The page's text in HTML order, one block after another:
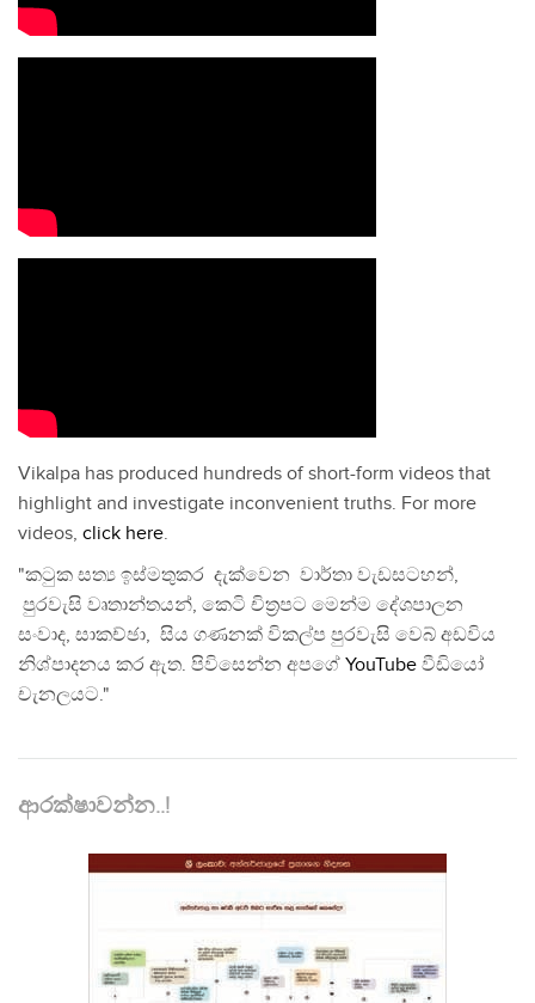
Vikalpa has produced hundreds of short-form videos that
highlight and investigate inconvenient truths. For more
videos, click here.
"කටුක සත්‍ය ඉස්මතුකර දැක්වෙන වාර්තා වැඩසටහන්,
පුරවැසි වෘතාන්තයන්, කෙටි චිත්‍රපට මෙන්ම දේශපාලන
සංවාද, සාකච්ඡා, සිය ගණනක් විකල්ප පුරවැසි වෙබ් අඩවිය
නිශ්පාදනය කර ඇත. පිවිසෙන්න අපගේ YouTube වීඩියෝ
චැනලයට."
ආරක්ෂාවන්න..!